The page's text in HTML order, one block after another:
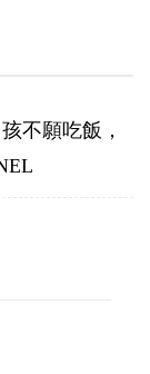
不願吃飯，